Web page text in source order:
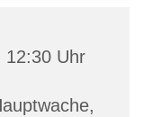
12:30 Uhr